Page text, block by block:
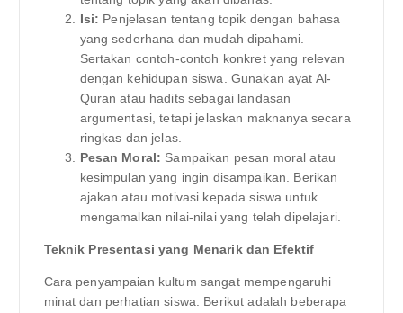
Isi: Penjelasan tentang topik dengan bahasa
yang sederhana dan mudah dipahami.
Sertakan contoh-contoh konkret yang relevan
dengan kehidupan siswa. Gunakan ayat Al-
Quran atau hadits sebagai landasan
argumentasi, tetapi jelaskan maknanya secara
ringkas dan jelas.
Pesan Moral: Sampaikan pesan moral atau
kesimpulan yang ingin disampaikan. Berikan
ajakan atau motivasi kepada siswa untuk
mengamalkan nilai-nilai yang telah dipelajari.
Teknik Presentasi yang Menarik dan Efektif
Cara penyampaian kultum sangat mempengaruhi
minat dan perhatian siswa. Berikut adalah beberapa